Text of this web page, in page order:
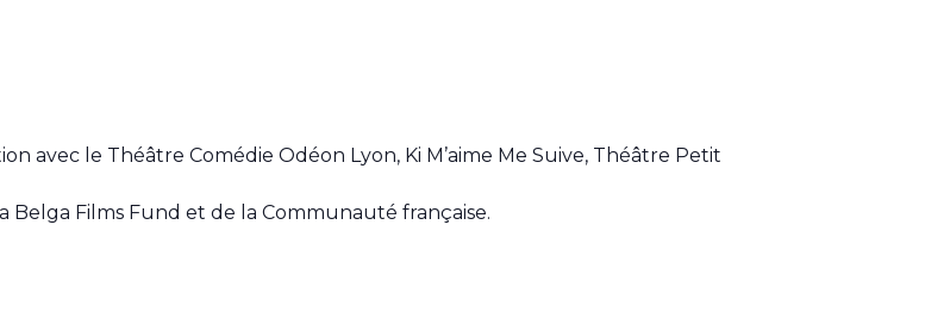
avec le Théâtre Comédie Odéon Lyon, Ki M’aime Me Suive, Théâtre Petit
Belga Films Fund et de la Communauté française.